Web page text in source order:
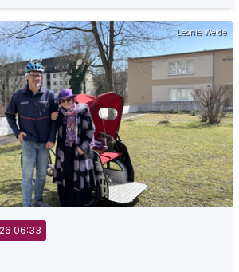
Leonie Weide
06:33